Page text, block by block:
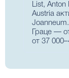
List, Anton
Austria
Граце —
от 37